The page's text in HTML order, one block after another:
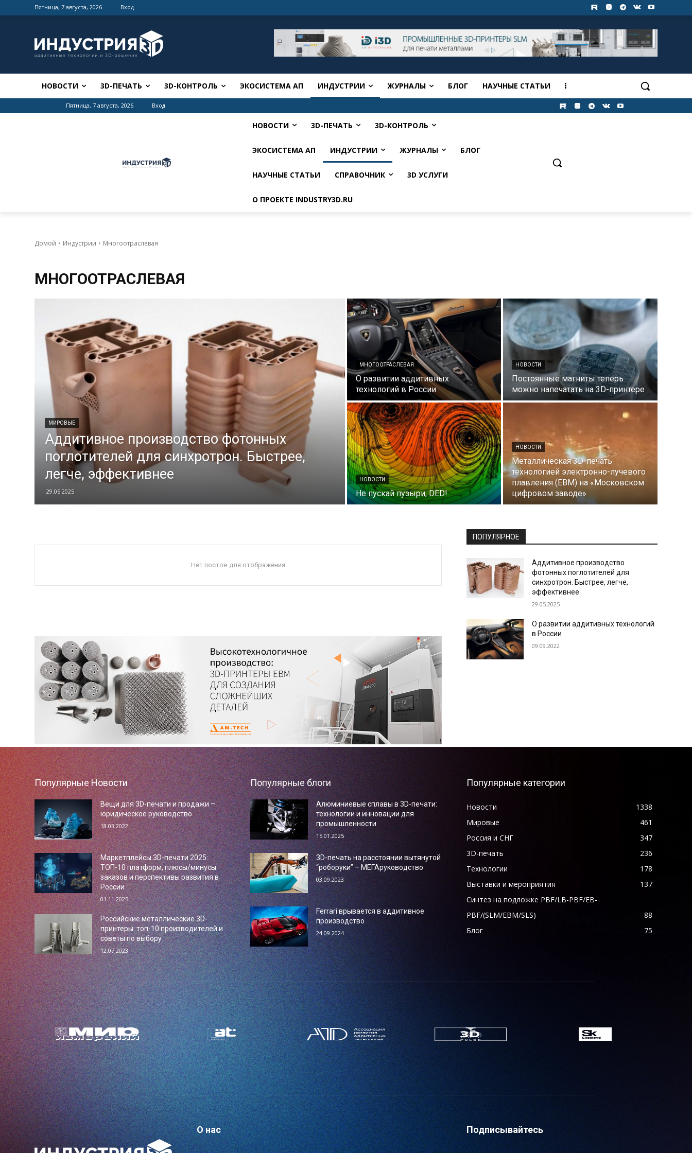
Пятница, 7 августа, 2026 Вход
НОВОСТИ 3D-ПЕЧАТЬ 3D-КОНТРОЛЬ ЭКОСИСТЕМА АП ИНДУСТРИИ ЖУРНАЛЫ БЛОГ НАУЧНЫЕ СТАТЬИ
Пятница, 7 августа, 2026 Вход
НОВОСТИ 3D-ПЕЧАТЬ 3D-КОНТРОЛЬ
ЭКОСИСТЕМА АП ИНДУСТРИИ ЖУРНАЛЫ БЛОГ
НАУЧНЫЕ СТАТЬИ СПРАВОЧНИК 3D УСЛУГИ
О ПРОЕКТЕ INDUSTRY3D.RU
Домой Индустрии Многоотраслевая
МНОГООТРАСЛЕВАЯ
МИРОВЫЕ
Аддитивное производство фотонных
поглотителей для синхротрон. Быстрее,
легче, эффективнее
29.05.2025
МНОГООТРАСЛЕВАЯ
О развитии аддитивных
технологий в России
НОВОСТИ
Постоянные магниты теперь
можно напечатать на 3D-принтере
НОВОСТИ
Не пускай пузыри, DED!
НОВОСТИ
Металлическая 3D-печать
технологией электронно-лучевого
плавления (EBM) на «Московском
цифровом заводе»
Нет постов для отображения
ПОПУЛЯРНОЕ
Аддитивное производство
фотонных поглотителей для
синхротрон. Быстрее, легче,
эффективнее
29.05.2025
О развитии аддитивных технологий
в России
09.09.2022
Популярные Новости
Вещи для 3D-печати и продажи –
юридическое руководство
18.03.2022
Маркетплейсы 3D-печати 2025:
ТОП-10 платформ, плюсы/минусы
заказов и перспективы развития в
России
01.11.2025
Российские металлические 3D-
принтеры: топ-10 производителей и
советы по выбору
12.07.2023
Популярные блоги
Алюминиевые сплавы в 3D-печати:
технологии и инновации для
промышленности
15.01.2025
3D-печать на расстоянии вытянутой
“роборуки” – МЕГАруководство
03.09.2023
Ferrari врывается в аддитивное
производство
24.09.2024
Популярные категории
Новости
1338
Мировые
461
Россия и СНГ
347
3D-печать
236
Технологии
178
Выставки и мероприятия
137
Синтез на подложке PBF/LB-PBF/EB-
PBF/(SLM/EBM/SLS)
88
Блог
75
О нас Подписывайтесь